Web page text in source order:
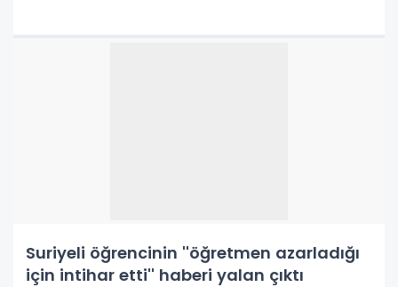
Suriyeli öğrencinin ''öğretmen azarladığı
için intihar etti'' haberi yalan çıktı